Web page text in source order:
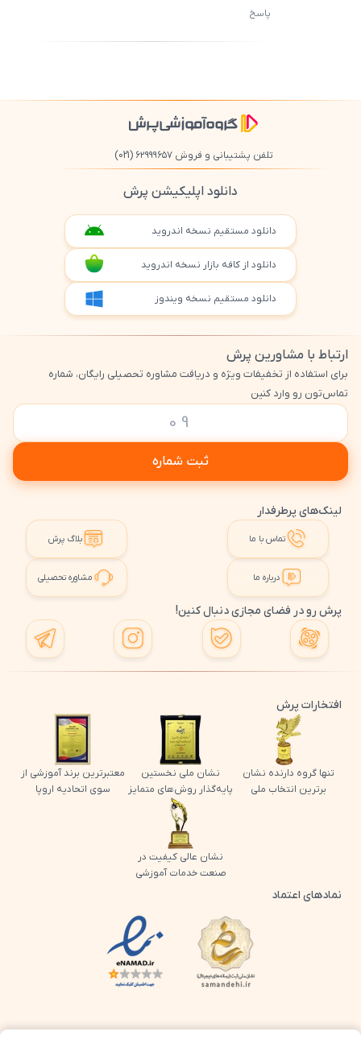
پاسخ
تلفن پشتیبانی و فروش ۶۲۹۹۹۶۵۷ (021)
دانلود اپلیکیشن پرش
دانلود مستقیم نسخه اندروید
دانلود از کافه بازار نسخه اندروید
دانلود مستقیم نسخه ویندوز
ارتباط با مشاورین پرش
برای استفاده از تخفیفات ویژه و دریافت مشاوره تحصیلی رایگان، شماره
تماس‌تون رو وارد کنین
ثبت شماره
لینک‌های پرطرفدار
تماس با ما بلاگ پرش
درباره ما مشاوره تحصیلی
پرش رو در فضای مجازی دنبال کنین!
افتخارات پرش
تنها گروه دارنده نشان
برترین انتخاب ملی
نشان ملی نخستین
پایه‌گذار روش‌های متمایز
معتبرترین برند آموزشی از
سوی اتحادیه اروپا
نشان عالی کیفیت در
صنعت خدمات آموزشی
نمادهای اعتماد
لوگو اینماد پرش